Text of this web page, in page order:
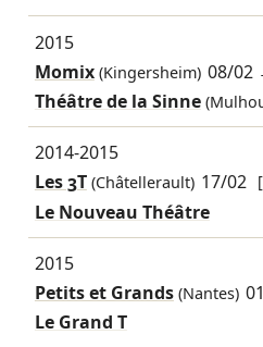
2015
Momix(Kingersheim) 08/02
Théâtre de la Sinne
2014-2015
Les 3T(Châtellerault) 17/02
Le Nouveau Théâtre
2015
Petits et Grands(Nantes)
Le Grand T